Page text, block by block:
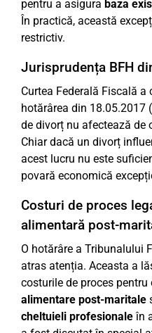
pentru a asigura baza
În practică, această
restrictiv.
Jurisprudența BFH
Curtea Federală Fiscală
hotărârea din 18.05.2017
de divorț nu afectează de
Chiar dacă un divorț
acest lucru nu este
povară economică
Costuri de proces
alimentară post-
O hotărâre a Tribunalului
atras atenția. Aceasta a
costurile de proces pentru
alimentare post-maritale
cheltuieli profesionaleîn